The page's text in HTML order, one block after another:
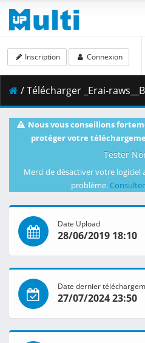
Inscription Connexion
/ Télécharger _Erai-raws__Bungou_Stray_Dogs_3rd_Season_-
Nous vous conseillons
protéger votre
Tester
Merci de désactiver votre
problème.
Date Upload
28/06/2019 18:10
Date dernier
27/07/2024 23:50